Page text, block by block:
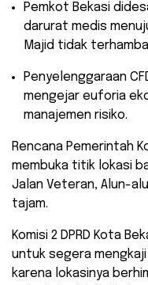
​Pemkot Bekasi
darurat medis
Majid tidak
​Penyelenggaraan
mengejar euforia
manajemen risiko.
​Rencana Pemerintah
membuka titik lokasi
Jalan Veteran, Alun-
tajam.
Komisi 2 DPRD Kota
untuk segera
karena lokasinya